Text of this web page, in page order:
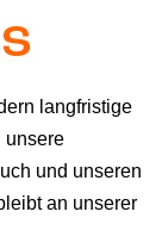
langfristige
unsere
und unseren
an unserer